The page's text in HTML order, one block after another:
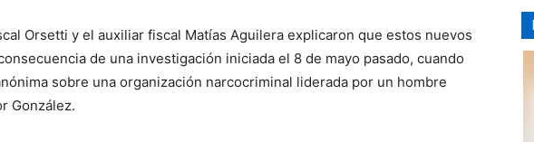
Orsetti y el auxiliar fiscal Matías Aguilera explicaron que estos nuevos
de una investigación iniciada el 8 de mayo pasado, cuando
sobre una organización narcocriminal liderada por un hombre
González.